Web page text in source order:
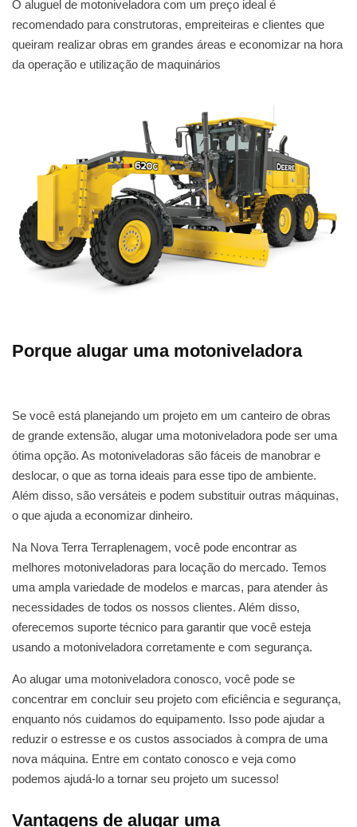
O aluguel de motoniveladora com um preço ideal é
recomendado para construtoras, empreiteiras e clientes que
queiram realizar obras em grandes áreas e economizar na hora
da operação e utilização de maquinários
Porque alugar uma motoniveladora
Se você está planejando um projeto em um canteiro de obras
de grande extensão, alugar uma motoniveladora pode ser uma
ótima opção. As motoniveladoras são fáceis de manobrar e
deslocar, o que as torna ideais para esse tipo de ambiente.
Além disso, são versáteis e podem substituir outras máquinas,
o que ajuda a economizar dinheiro.
Na Nova Terra Terraplenagem, você pode encontrar as
melhores motoniveladoras para locação do mercado. Temos
uma ampla variedade de modelos e marcas, para atender às
necessidades de todos os nossos clientes. Além disso,
oferecemos suporte técnico para garantir que você esteja
usando a motoniveladora corretamente e com segurança.
Ao alugar uma motoniveladora conosco, você pode se
concentrar em concluir seu projeto com eficiência e segurança,
enquanto nós cuidamos do equipamento. Isso pode ajudar a
reduzir o estresse e os custos associados à compra de uma
nova máquina. Entre em contato conosco e veja como
podemos ajudá-lo a tornar seu projeto um sucesso!
Vantagens de alugar uma